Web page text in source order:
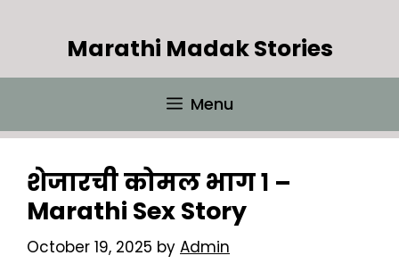
Marathi Madak Stories
Menu
शेजारची कोमल भाग १ –
Marathi Sex Story
October 19, 2025 by Admin